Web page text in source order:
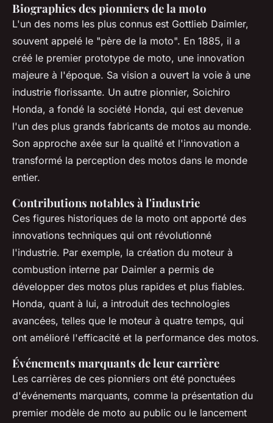
Biographies des pionniers de la moto
L'un des noms les plus connus est Gottlieb Daimler,
souvent appelé le "père de la moto". En 1885, il a
créé le premier prototype de moto, une innovation
majeure à l'époque. Sa vision a ouvert la voie à une
industrie florissante. Un autre pionnier, Soichiro
Honda, a fondé la société Honda, qui est devenue
l'un des plus grands fabricants de motos au monde.
Son approche axée sur la qualité et l'innovation a
transformé la perception des motos dans le monde
entier.
Contributions notables à l'industrie
Ces figures historiques de la moto ont apporté des
innovations techniques qui ont révolutionné
l'industrie. Par exemple, la création du moteur à
combustion interne par Daimler a permis de
développer des motos plus rapides et plus fiables.
Honda, quant à lui, a introduit des technologies
avancées, telles que le moteur à quatre temps, qui
ont amélioré l'efficacité et la performance des motos.
Événements marquants de leur carrière
Les carrières de ces pionniers ont été ponctuées
d'événements marquants, comme la présentation du
premier modèle de moto au public ou le lancement